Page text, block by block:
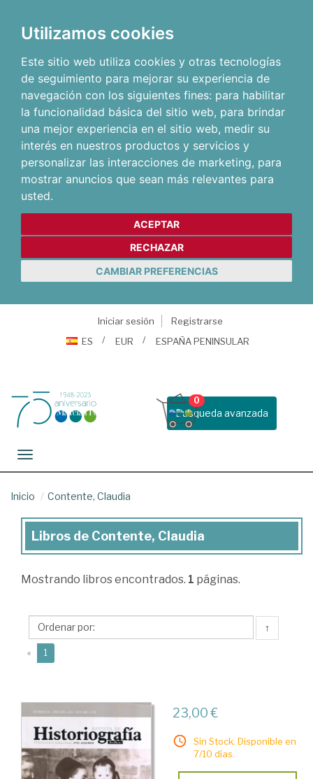
Utilizamos cookies
Este sitio web utiliza cookies y otras tecnologías
de seguimiento para mejorar su experiencia de
navegación con los siguientes fines: para habilitar
la funcionalidad básica del sitio web, para brindar
una mejor experiencia en el sitio web, medir su
interés en nuestros productos y servicios y
personalizar las interacciones de marketing, para
mostrar anuncios que sean más relevantes para
usted.
ACEPTAR
RECHAZAR
CAMBIAR PREFERENCIAS
Iniciar sesión
Registrarse
ES
EUR ESPAÑA PENINSULAR
Busqueda avanzada
0
Toggle navigation
Inicio Contente, Claudia
Libros
Contente,
Libros de Contente, Claudia
Mostrando libros encontrados. 1 páginas.
↑
« 1
23,00 €
Sin Stock. Disponible en
7/10 días.